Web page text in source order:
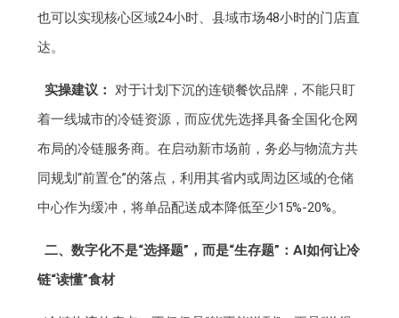
也可以实现核心区域24小时、县域市场48小时的门店直
达。
实操建议： 对于计划下沉的连锁餐饮品牌，不能只盯
着一线城市的冷链资源，而应优先选择具备全国化仓网
布局的冷链服务商。在启动新市场前，务必与物流方共
同规划“前置仓”的落点，利用其省内或周边区域的仓储
中心作为缓冲，将单品配送成本降低至少15%-20%。
二、数字化不是“选择题”，而是“生存题”：AI如何让冷
链“读懂”食材